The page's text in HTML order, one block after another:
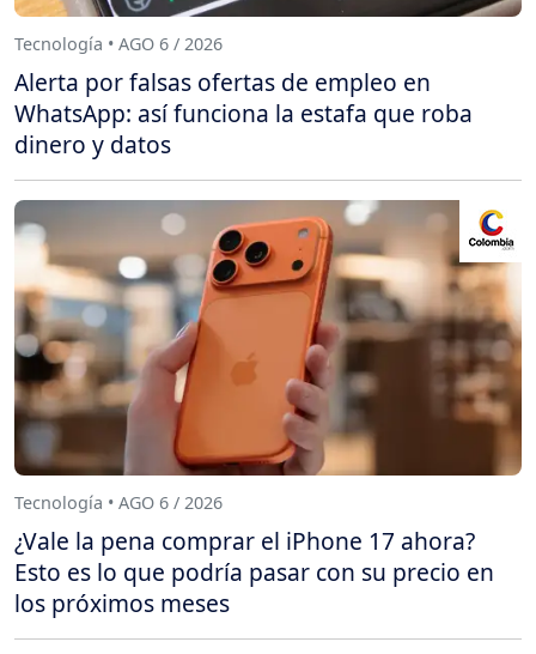
Tecnología • AGO 6 / 2026
Alerta por falsas ofertas de empleo en
WhatsApp: así funciona la estafa que roba
dinero y datos
Tecnología • AGO 6 / 2026
¿Vale la pena comprar el iPhone 17 ahora?
Esto es lo que podría pasar con su precio en
los próximos meses